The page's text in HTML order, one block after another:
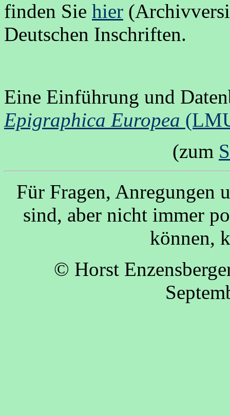
finden Sie hier
Deutschen Inschriften.
Eine Einführung und
Epigraphica Europea
(zum
Für Fragen,
sind, aber nicht immer
können,
© Horst